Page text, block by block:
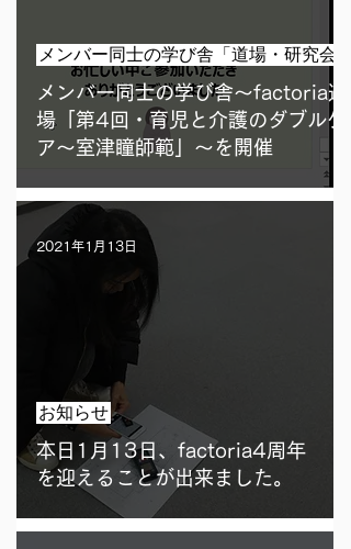
メンバー同士の学び舎〜factoria道
場「第4回・育児と介護のダブルケ
ア〜室津瞳師範」〜を開催
メンバー同士の学び舎「道場・研究会」
本日1月13日、factoria4周年
を迎えることが出来ました。
お知らせ
2021年1月13日